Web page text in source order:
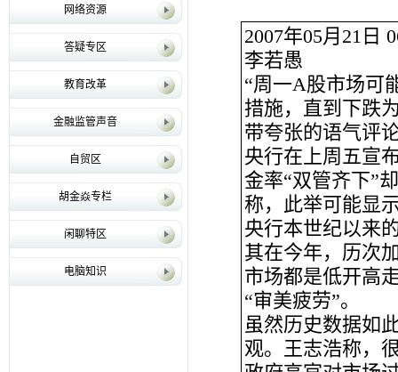
网络资源
答疑专区
教育改革
金融监管声音
自贸区
胡金焱专栏
闲聊特区
电脑知识
2007年05月21日
李若愚
“周一A股市场可
措施，直到下跌
带夸张的语气评
央行在上周五宣
金率“双管齐下”
称，此举可能显
央行本世纪以来
其在今年，历次
市场都是低开高
“审美疲劳”。
虽然历史数据如
观。王志浩称，